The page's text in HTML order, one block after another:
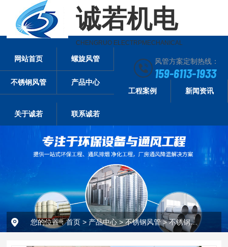
诚若机电
CHENGRUO ELECTRPMECHANICAL
风管方案定制热线：
159-6113-1933
网站首页 螺旋风管
不锈钢风管
产品中心
工程案例
新闻资讯
关于诚若 联系诚若
您的位置：首页> 产品中心> 不锈钢风管>不锈钢方管-304